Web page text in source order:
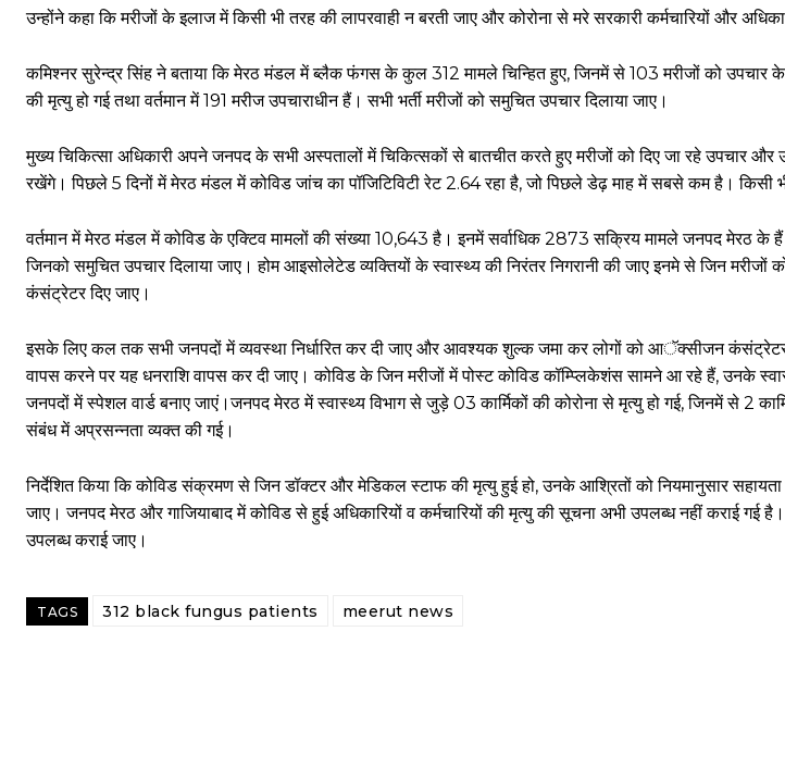
उन्होंने कहा कि मरीजों के इलाज में किसी भी तरह की लापरवाही न बरती जाए और कोरोना से मरे सरकारी कर्मचारियों और
कमिश्नर सुरेन्द्र सिंह ने बताया कि मेरठ मंडल में ब्लैक फंगस के कुल 312 मामले चिन्हित हुए, जिनमें से 103 मरीजों को उपचार के
की मृत्यु हो गई तथा वर्तमान में 191 मरीज उपचाराधीन हैं। सभी भर्ती मरीजों को समुचित उपचार दिलाया जाए।
मुख्य चिकित्सा अधिकारी अपने जनपद के सभी अस्पतालों में चिकित्सकों से बातचीत करते हुए मरीजों को दिए जा रहे उपचार और
रखेंगे। पिछले 5 दिनों में मेरठ मंडल में कोविड जांच का पॉजिटिविटी रेट 2.64 रहा है, जो पिछले डेढ़ माह में सबसे कम है। किसी
वर्तमान में मेरठ मंडल में कोविड के एक्टिव मामलों की संख्या 10,643 है। इनमें सर्वाधिक 2873 सक्रिय मामले जनपद मेरठ के
जिनको समुचित उपचार दिलाया जाए। होम आइसोलेटेड व्यक्तियों के स्वास्थ्य की निरंतर निगरानी की जाए इनमे से जिन
कंसंट्रेटर दिए जाए।
इसके लिए कल तक सभी जनपदों में व्यवस्था निर्धारित कर दी जाए और आवश्यक शुल्क जमा कर लोगों को आॅक्सीजन
वापस करने पर यह धनराशि वापस कर दी जाए। कोविड के जिन मरीजों में पोस्ट कोविड कॉम्प्लिकेशंस सामने आ रहे हैं, उनके
जनपदों में स्पेशल वार्ड बनाए जाएं।जनपद मेरठ में स्वास्थ्य विभाग से जुड़े 03 कार्मिकों की कोरोना से मृत्यु हो गई, जिनमें से 2
संबंध में अप्रसन्नता व्यक्त की गई।
निर्देशित किया कि कोविड संक्रमण से जिन डॉक्टर और मेडिकल स्टाफ की मृत्यु हुई हो, उनके आश्रितों को नियमानुसार सहायता
जाए। जनपद मेरठ और गाजियाबाद में कोविड से हुई अधिकारियों व कर्मचारियों की मृत्यु की सूचना अभी उपलब्ध नहीं कराई
उपलब्ध कराई जाए।
TAGS 312 black fungus patients meerut news